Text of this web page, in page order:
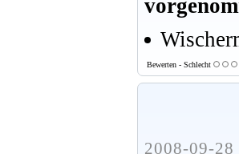
Bewerten - Schlecht
2008-09-